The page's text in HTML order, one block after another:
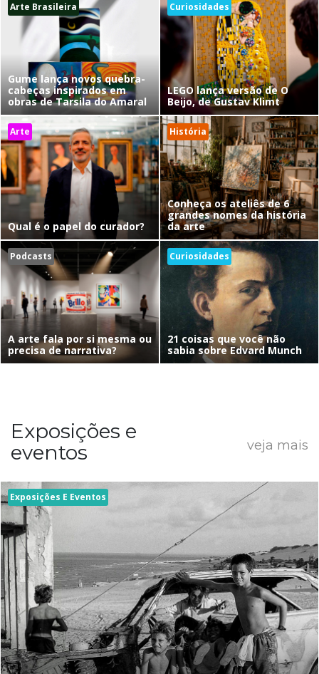
Arte Brasileira
Gume lança novos quebra-
cabeças inspirados em
obras de Tarsila do Amaral
Curiosidades
LEGO lança versão de O
Beijo, de Gustav Klimt
Arte
Qual é o papel do curador?
História
Conheça os ateliês de 6
grandes nomes da história
da arte
Podcasts
A arte fala por si mesma ou
precisa de narrativa?
Curiosidades
21 coisas que você não
sabia sobre Edvard Munch
Exposições e
eventos
veja mais
Exposições E Eventos